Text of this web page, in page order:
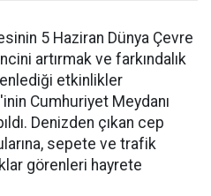
5 Haziran Dünya Çevre
artırmak ve farkındalık
etkinlikler
Cumhuriyet Meydanı
Denizden çıkan cep
sepete ve trafik
görenleri hayrete